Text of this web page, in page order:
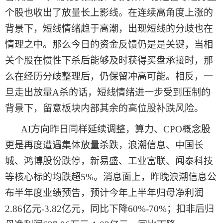
个股也收出了放量长上影线。在连续高角度上涨的
背景下，短线情绪趋于高潮，出现短线的分歧也在
情理之中。那么今日 的资金反馈仍是是关键，当相
关个股在惯性下杀后能够及时获得买盘承接时，那
么在经历分歧整理后，仍保留冲高可能。相反 ， 一
旦走出放量A杀的话，短线情绪进一步受到压制的
背景下，留意板块内部其余的高位股补跌风险。
AI方向昨日同样延续调整，算力、 CPO概念股
更是再度遭遇集体放量杀跌，浪潮信息、中国长
城、鸿博股份跌停，新易盛、工业富联、闻泰科技
等核心标的均跌超5%。消息面上，昨晚浪潮信息公
布半年度业绩预告，预计今年上半年归母净利润
2.86亿元-3.82亿元，同比下降60%-70%；扣非后归